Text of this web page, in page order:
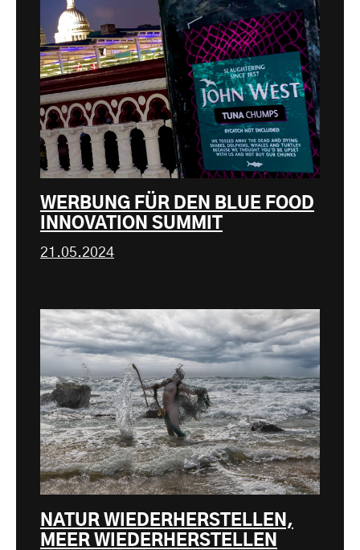
WERBUNG FÜR DEN BLUE FOOD
INNOVATION SUMMIT
21.05.2024
NATUR WIEDERHERSTELLEN,
MEER WIEDERHERSTELLEN